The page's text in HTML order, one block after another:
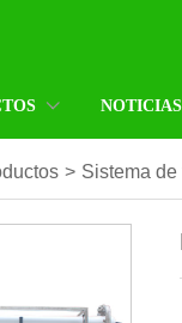
NOTICIAS
> Sistema